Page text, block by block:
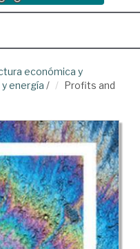
económica y
energía /
Profits and